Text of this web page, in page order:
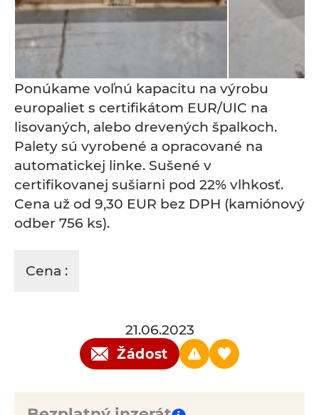
Ponúkame voľnú kapacitu na výrobu
europaliet s certifikátom EUR/UIC na
lisovaných, alebo drevených špalkoch.
Palety sú vyrobené a opracované na
automatickej linke. Sušené v
certifikovanej sušiarni pod 22% vlhkosť.
Cena už od 9,30 EUR bez DPH (kamiónový
odber 756 ks).
Cena :
21.06.2023
Žádost